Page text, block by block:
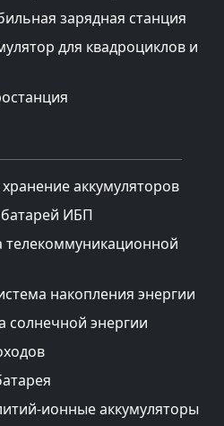
зарядная станция
для квадроциклов и
аккумуляторов
ИБП
телекоммуникационной
накопления энергии
солнечной энергии
ионные аккумуляторы